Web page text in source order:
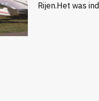
Rijen.Het was